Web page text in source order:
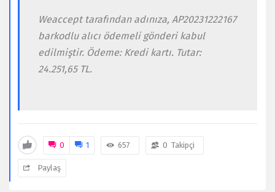
Weaccept tarafından adınıza, AP20231222167
barkodlu alıcı ödemeli gönderi kabul
edilmiştir. Ödeme: Kredi kartı. Tutar:
24.251,65 TL.
0 1 657 0 Takipçi
Paylaş